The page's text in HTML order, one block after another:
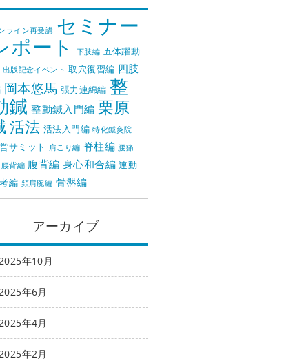
ライン再受講 セミナー
ポート 下肢編 五体躍動
出版記念イベント 取穴復習編 四肢
岡本悠馬 張力連綿編 整
鍼 整動鍼入門編 栗原
活法 活法入門編 特化鍼灸院
サミット 肩こり編 脊柱編 腰痛
腰背編 腹背編 身心和合編 連動
編 頚肩腕編 骨盤編
アーカイブ
年10月
年6月
年4月
年2月